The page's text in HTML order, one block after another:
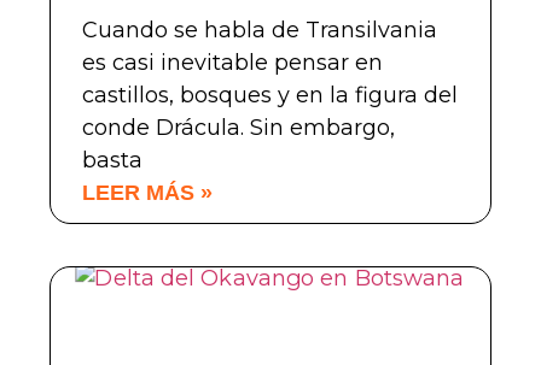
Cuando se habla de Transilvania
es casi inevitable pensar en
castillos, bosques y en la figura del
conde Drácula. Sin embargo,
basta
LEER MÁS »